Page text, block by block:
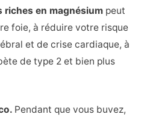
riches en magnésiumpeut
foie, à réduire votre risque
et de crise cardiaque, à
de type 2 et bien plus
Pendant que vous buvez,